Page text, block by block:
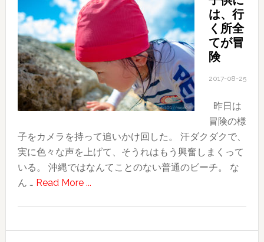
過
ご
し
た
初
日
December
2016
は、行
く所全
てが冒
険
2017-08-25
昨日は
冒険の様
子をカメラを持って追いかけ回した。 汗ダクダクで、
実に色々な声を上げて、そうれはもう興奮しまくって
いる。 沖縄ではなんてことのない普通のビーチ。 な
ん … Read More ...about
に